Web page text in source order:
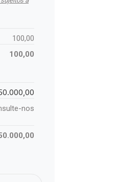
100,00
100,00
nos